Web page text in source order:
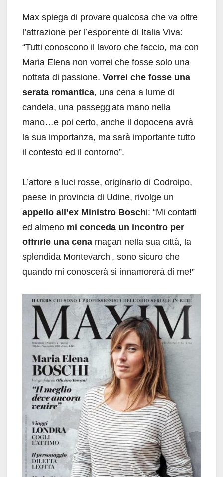
Max spiega di provare qualcosa che va oltre
l’attrazione per l’esponente di Italia Viva:
“Tutti conoscono il lavoro che faccio, ma con
Maria Elena non vorrei che fosse solo una
nottata di passione. Vorrei che fosse una
serata romantica, una cena a lume di
candela, una passeggiata mano nella
mano…e poi certo, anche il dopocena avrà
la sua importanza, ma sarà importante tutto
il contesto ed il contorno”.
L’attore a luci rosse, originario di Codroipo,
paese in provincia di Udine, rivolge un
appello all’ex Ministro Boschi: “Mi contatti
ed almeno mi conceda un incontro per
offrirle una cena magari nella sua città, la
splendida Montevarchi, sono sicuro che
quando mi conoscerà si innamorerà di me!”